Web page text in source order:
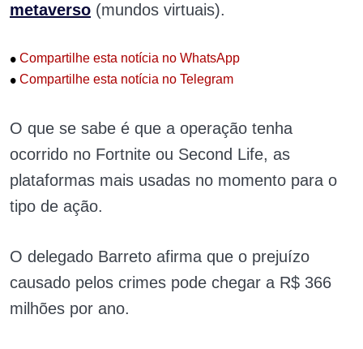
metaverso (mundos virtuais).
• Compartilhe esta notícia no WhatsApp
• Compartilhe esta notícia no Telegram
O que se sabe é que a operação tenha
ocorrido no Fortnite ou Second Life, as
plataformas mais usadas no momento para o
tipo de ação.
O delegado Barreto afirma que o prejuízo
causado pelos crimes pode chegar a R$ 366
milhões por ano.